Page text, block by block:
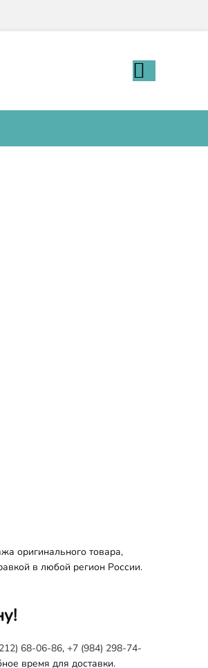
оригинального товара,
в любой регион России.
68-06-86, +7 (984) 298-74-
время для доставки.